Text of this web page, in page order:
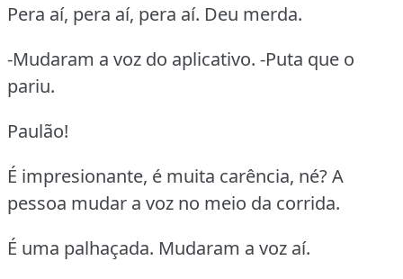
Pera aí, pera aí, pera aí. Deu merda.
-Mudaram a voz do aplicativo. -Puta que o
pariu.
Paulão!
É impresionante, é muita carência, né? A
pessoa mudar a voz no meio da corrida.
É uma palhaçada. Mudaram a voz aí.